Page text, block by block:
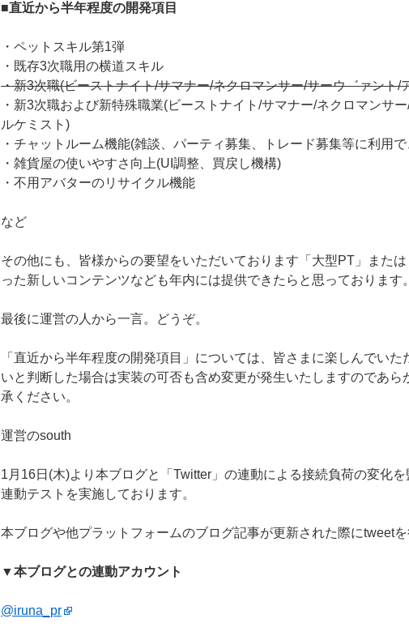
■直近から半年程度の開発項目
・ペットスキル第1弾
・既存3次職用の横道スキル
・新3次職(ビーストナイト/サマナー/ネクロマンサー/サーウ゛ァント/
・新3次職および新特殊職業(ビーストナイト/サマナー/ネクロマンサ
ルケミスト)
・チャットルーム機能(雑談、パーティ募集、トレード募集等に利用
・雑貨屋の使いやすさ向上(UI調整、買戻し機構)
・不用アバターのリサイクル機能
など
その他にも、皆様からの要望をいただいております「大型PT」また
った新しいコンテンツなども年内には提供できたらと思っております。
最後に運営の人から一言。どうぞ。
「直近から半年程度の開発項目」については、皆さまに楽しんでいた
いと判断した場合は実装の可否も含め変更が発生いたしますのであら
承ください。
運営のsouth
1月16日(木)より本ブログと「Twitter」の連動による接続負荷の変化
連動テストを実施しております。
本ブログや他プラットフォームのブログ記事が更新された際にtweetを
▼本ブログとの連動アカウント
@iruna_pr